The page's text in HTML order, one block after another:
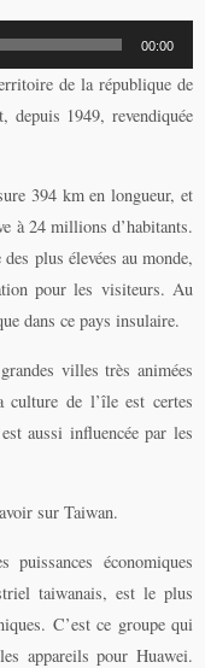
00:00
de la république de
depuis 1949, revendiquée
394 km en longueur, et
à 24 millions d’habitants.
plus élevées au monde,
pour les visiteurs. Au
dans ce pays insulaire.
villes très animées
culture de l’île est certes
aussi influencée par les
sur Taiwan.
économiques
taiwanais, est le plus
C’est ce groupe qui
appareils pour Huawei.